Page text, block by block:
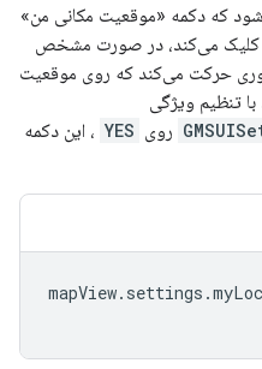
دکمه «موقعیت مکانی من»
می‌کند، در صورت مشخص
حرکت می‌کند که روی موقعیت
ویژگی
روی YES
، این دکمه
mapView.settings.